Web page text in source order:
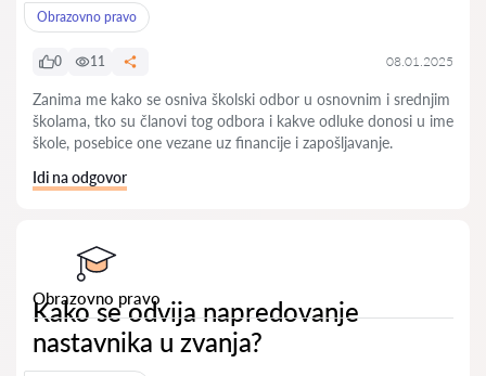
Obrazovno pravo
0 11 08.01.2025
Zanima me kako se osniva školski odbor u osnovnim i srednjim
školama, tko su članovi tog odbora i kakve odluke donosi u ime
škole, posebice one vezane uz financije i zapošljavanje.
Idi na odgovor
Obrazovno pravo
Kako se odvija napredovanje
nastavnika u zvanja?